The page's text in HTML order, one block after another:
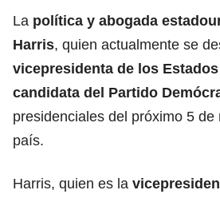
La política y abogada
Harris, quien actualmente se
vicepresidenta de los
candidata del Partido
presidenciales del próximo 5
país.
Harris, quien es la